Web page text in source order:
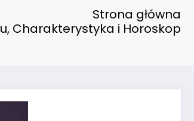
Strona główna
Charakterystyka i Horoskop